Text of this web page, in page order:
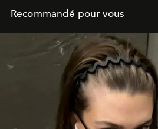
Recommandé pour vous